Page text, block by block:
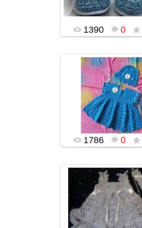
1390 0
03.02.2016
popularsge
1786 0
03.02.2016
popularsge